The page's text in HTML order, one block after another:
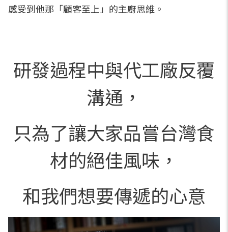
感受到他那「顧客至上」的主廚思維。
研發過程中與代工廠反覆
溝通，
只為了讓大家品嘗台灣食
材的絕佳風味，
和我們想要傳遞的心意